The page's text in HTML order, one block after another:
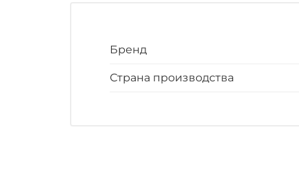
Бренд
Страна производства